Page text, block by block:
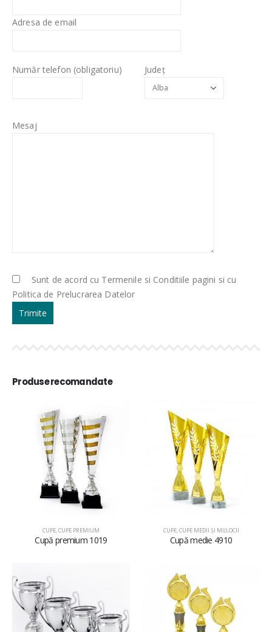
Adresa de email
Număr telefon (obligatoriu) Județ
Mesaj
Sunt de acord cu Termenile si Conditiile pagini si cu
Politica de Prelucrarea Datelor
Produse recomandate
CUPE,CUPE PREMIUM
Cupă premium 1019
CUPE,CUPE MEDII ŞI MIJLOCII
Cupă medie 4910